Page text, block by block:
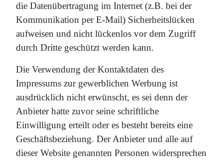
die Datenübertragung im Internet (z.B. bei der
Kommunikation per E-Mail) Sicherheitslücken
aufweisen und nicht lückenlos vor dem Zugriff
durch Dritte geschützt werden kann.
Die Verwendung der Kontaktdaten des
Impressums zur gewerblichen Werbung ist
ausdrücklich nicht erwünscht, es sei denn der
Anbieter hatte zuvor seine schriftliche
Einwilligung erteilt oder es besteht bereits eine
Geschäftsbeziehung. Der Anbieter und alle auf
dieser Website genannten Personen widersprechen